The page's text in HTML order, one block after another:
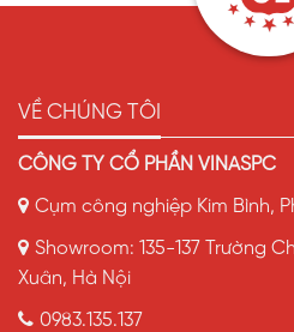
VỀ CHÚNG TÔI
CÔNG TY CỔ PHẦN VINASPC
Cụm công nghiệp Kim Bình,
Showroom: 135-137 Trường
Xuân, Hà Nội
0983.135.137